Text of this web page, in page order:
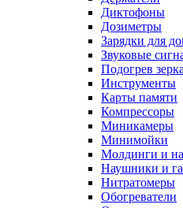
Диктофоны
Дозиметры
Зарядки для
Звуковые
Подогрев
Инструменты
Карты памяти
Компрессоры
Миникамеры
Минимойки
Молдинги и
Наушники и
Нитратомеры
Обогреватели